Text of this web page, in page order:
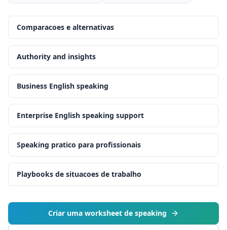
Comparacoes e alternativas
Authority and insights
Business English speaking
Enterprise English speaking support
Speaking pratico para profissionais
Playbooks de situacoes de trabalho
Criar uma worksheet de speaking